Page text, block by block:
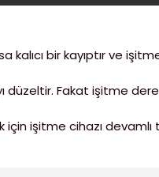
bir kayıptır ve
düzeltir. Fakat işitme
işitme cihazı devamlı